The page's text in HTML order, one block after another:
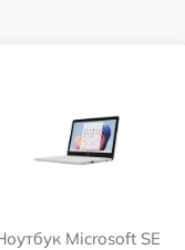
Microsoft SE